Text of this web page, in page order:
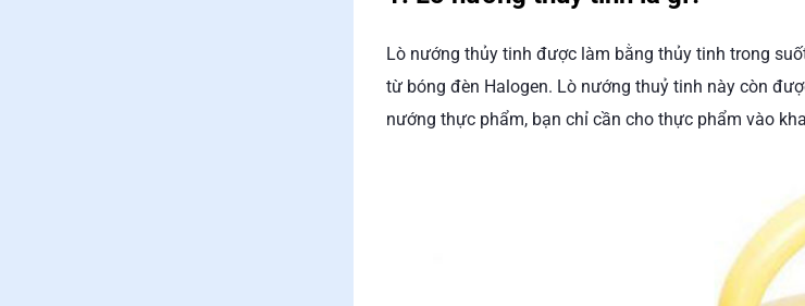
Lò nướng thủy tinh được làm bằng thủy tinh trong
từ bóng đèn Halogen. Lò nướng thuỷ tinh này còn
nướng thực phẩm, bạn chỉ cần cho thực phẩm vào